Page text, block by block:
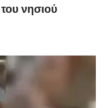
νησιού